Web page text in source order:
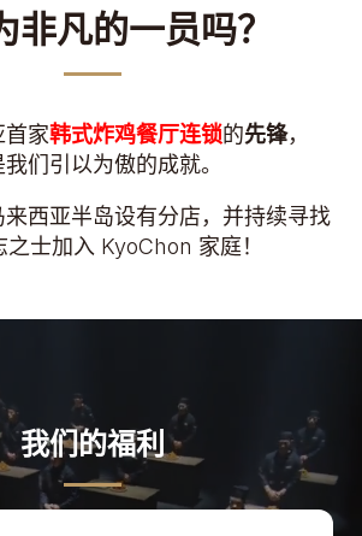
非凡的一员吗？
首家韩式炸鸡餐厅连锁的先锋，
们引以为傲的成就。
西亚半岛设有分店，并持续寻找
之士加入 KyoChon 家庭！
我们的福利